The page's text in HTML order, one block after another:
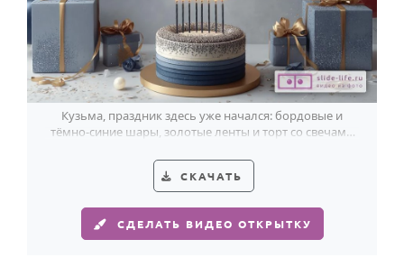
Кузьма, праздник здесь уже начался: бордовые и
тёмно-синие шары, золотые ленты и торт со свечами
СКАЧАТЬ
СДЕЛАТЬ ВИДЕО ОТКРЫТКУ